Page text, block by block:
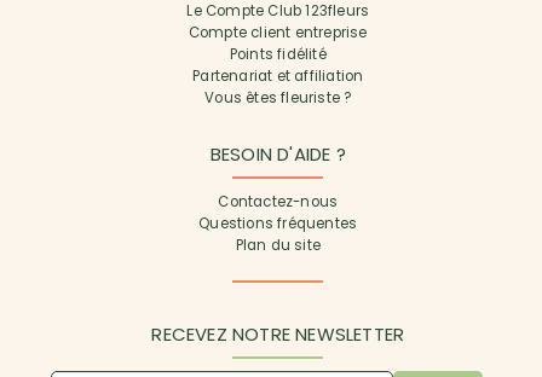
Le Compte Club 123fleurs
Compte client entreprise
Points fidélité
Partenariat et affiliation
Vous êtes fleuriste ?
BESOIN D'AIDE ?
Contactez-nous
Questions fréquentes
Plan du site
RECEVEZ NOTRE NEWSLETTER